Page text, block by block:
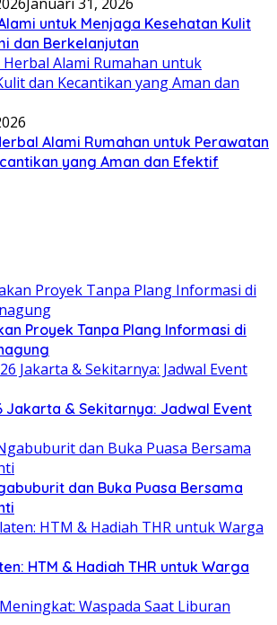
untuk Menjaga Kesehatan Kulit
dan Berkelanjutan
Alami Rumahan untuk Perawatan
yang Aman dan Efektif
Proyek Tanpa Plang Informasi di
Jakarta & Sekitarnya: Jadwal Event
dan Buka Puasa Bersama
HTM & Hadiah THR untuk Warga